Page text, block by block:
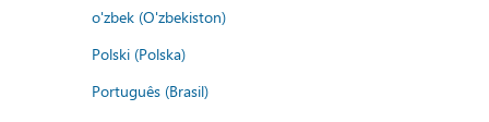
o'zbek (O'zbekiston)
Polski (Polska)
Português (Brasil)